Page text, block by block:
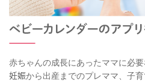
赤ちゃんの成長にあったママに必要
妊娠から出産までのプレママ、子